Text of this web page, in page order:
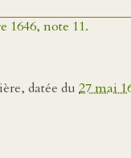
1646, note 11.
datée du 27 mai